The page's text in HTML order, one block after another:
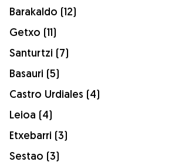
Barakaldo (12)
Getxo (11)
Santurtzi (7)
Basauri (5)
Castro Urdiales (4)
Leioa (4)
Etxebarri (3)
Sestao (3)